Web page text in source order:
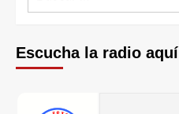
Escucha la radio aquí